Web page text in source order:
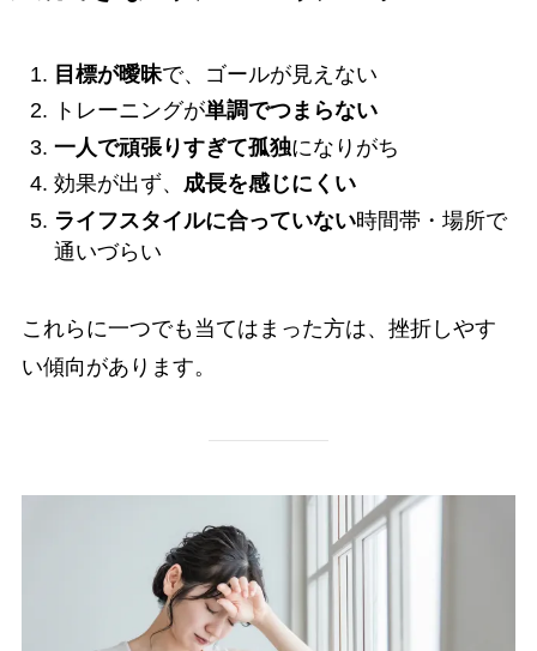
目標が曖昧で、ゴールが見えない
トレーニングが単調でつまらない
一人で頑張りすぎて孤独になりがち
効果が出ず、 成長を感じにくい
ライフスタイルに合っていない時間帯・場所で
通いづらい
これらに一つでも当てはまった方は、挫折しやす
い傾向があります。